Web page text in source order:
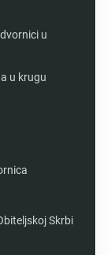
u
u krugu
Skrbi